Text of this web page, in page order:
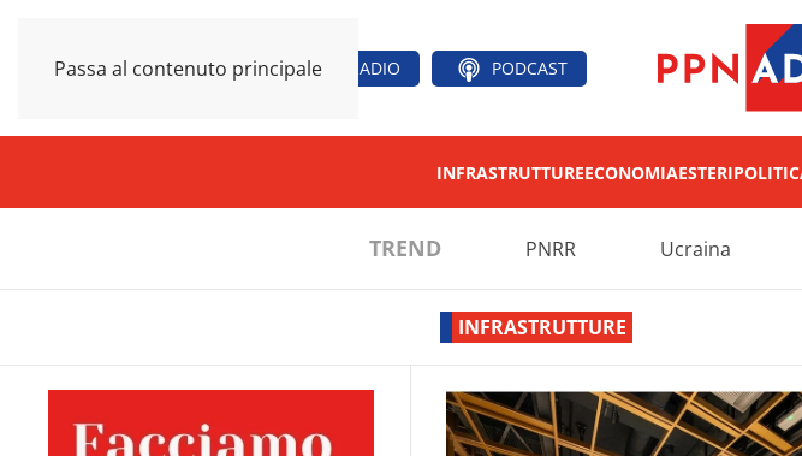
Passa al contenuto principale RADIO PODCAST
INFRASTRUTTUREECONOMIAESTERI
TREND PNRR Ucraina
INFRASTRUTTURE